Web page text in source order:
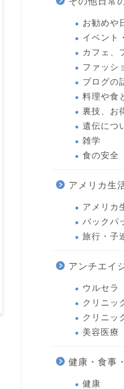
お勧めや
イベント
カフェ、
ファッシ
ブログの
料理や食
裏技、お
遺伝につ
雑学
食の安全
アメリカ生
アメリカ
バックパ
旅行・子
アンチエイ
ウルセラ
クリニッ
クリニッ
美容医療
健康・食事
健康